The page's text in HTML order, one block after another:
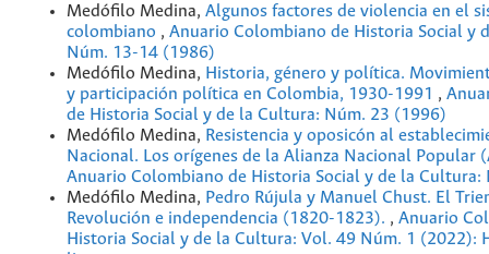
Medófilo Medina, Algunos factores de violencia en el
colombiano , Anuario Colombiano de Historia Social y
Núm. 13-14 (1986)
Medófilo Medina, Historia, género y política.
y participación política en Colombia, 1930-1991 ,
de Historia Social y de la Cultura: Núm. 23 (1996)
Medófilo Medina, Resistencia y oposicón al
Nacional. Los orígenes de la Alianza Nacional Popular
Anuario Colombiano de Historia Social y de la Cultura:
Medófilo Medina, Pedro Rújula y Manuel Chust. El
Revolución e independencia (1820-1823). , Anuario
Historia Social y de la Cultura: Vol. 49 Núm. 1 (2022):